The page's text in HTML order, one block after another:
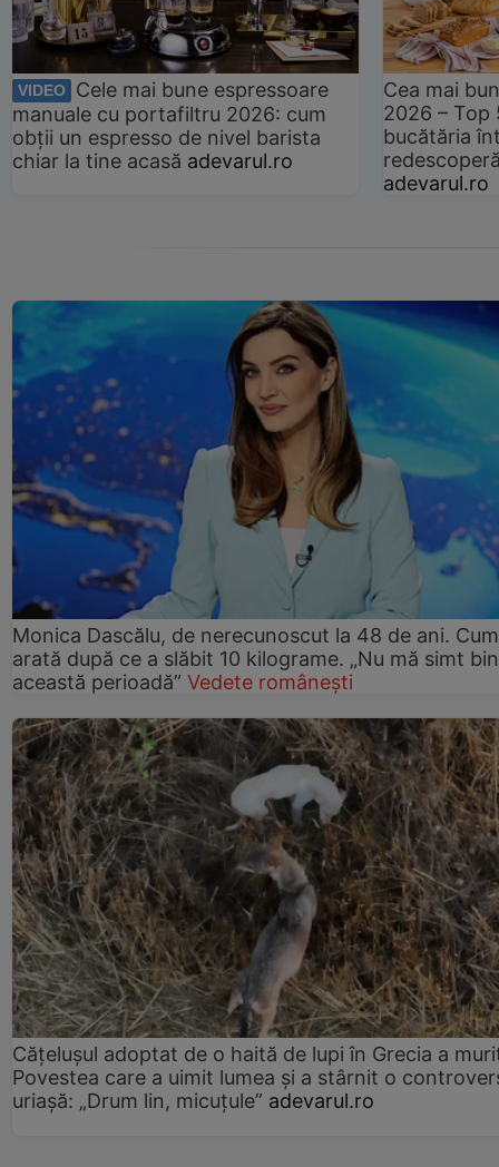
VIDEO
Cele mai bune espressoare
manuale cu portafiltru 2026: cum
obții un espresso de nivel barista
chiar la tine acasă adevarul.ro
Cea mai
2026 –
bucătăria
adevarul.ro
Monica Dascălu, de nerecunoscut la 48 de ani. Cum
arată după ce a slăbit 10 kilograme. „Nu mă simt
această perioadă” Vedete românești
Cățelușul adoptat de o haită de lupi în Grecia a
Povestea care a uimit lumea și a stârnit o
uriașă: „Drum lin, micuțule” adevarul.ro